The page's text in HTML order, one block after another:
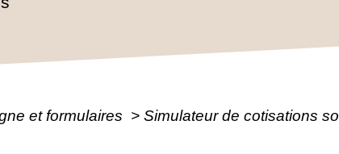
et formulaires > Simulateur de cotisations